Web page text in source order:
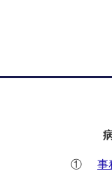
① 事